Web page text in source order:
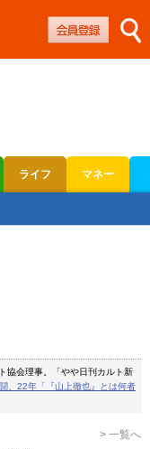
ライフ マネー
協会理事。「やや日刊カルト新
、22年「『山上徹也』とは何者
> 一覧へ